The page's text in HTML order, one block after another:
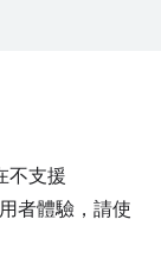
不支援
者體驗，請使